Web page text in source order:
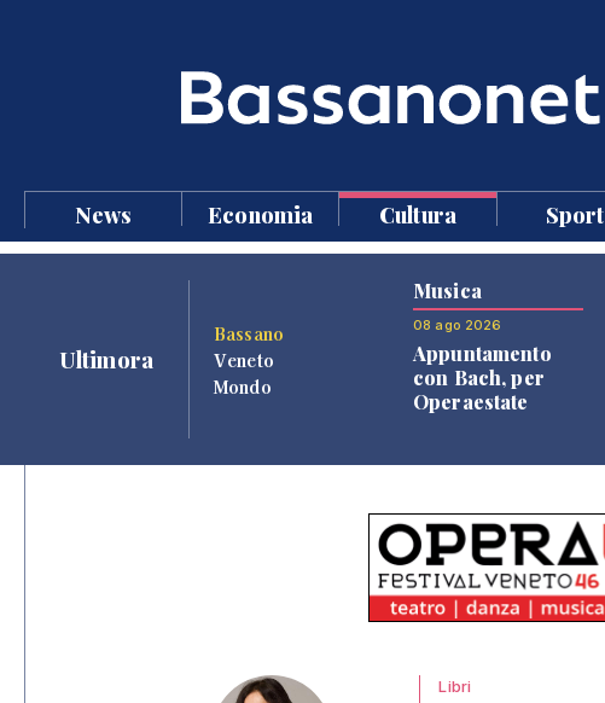
News Economia Cultura Sport
Ultimora
Bassano
Veneto
Mondo
Musica
08 ago 2026
Appuntamento
con Bach, per
Operaestate
Libri